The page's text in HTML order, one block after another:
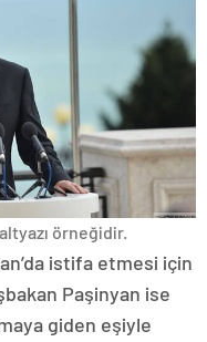
örneğidir.
istifa etmesi için
Paşinyan ise
giden eşiyle